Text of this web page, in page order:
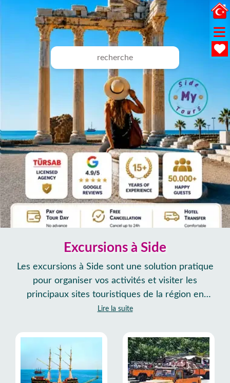
recherche
Excursions à Side
Les excursions à Side sont une solution pratique
pour organiser vos activités et visiter les
principaux sites touristiques de la région en
Turquie. Avec My Side Tours, agence locale,
depuis Side avec transferts inclus et
programmes bien organisés. Les itinéraires
couvrent les ruines antiques de Side ainsi que
les points d’intérêt d’Antalya et des environs,
Lire la suite